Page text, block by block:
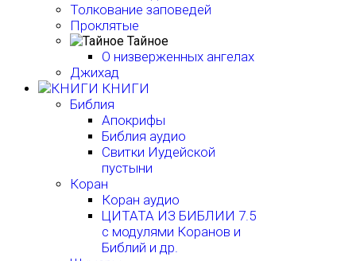
Толкование заповедей
Проклятые
Тайное
О низверженных ангелах
Джихад
КНИГИ
Библия
Апокрифы
Библия аудио
Свитки Иудейской
пустыни
Коран
Коран аудио
ЦИТАТА ИЗ БИБЛИИ 7.5
с модулями Коранов и
Библий и др.